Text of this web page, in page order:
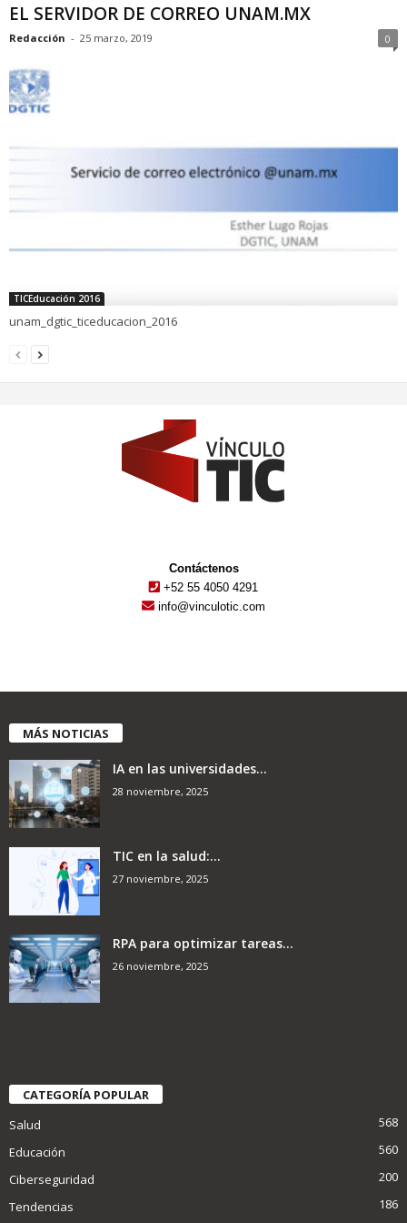
EL SERVIDOR DE CORREO UNAM.MX
Redacción - 25 marzo, 2019 0
TICEducación 2016
unam_dgtic_ticeducacion_2016
Contáctenos
+52 55 4050 4291
info@vinculotic.com
MÁS NOTICIAS
IA en las universidades...
28 noviembre, 2025
TIC en la salud:...
27 noviembre, 2025
RPA para optimizar tareas...
26 noviembre, 2025
CATEGORÍA POPULAR
Salud
568
Educación
560
Ciberseguridad
200
Tendencias
186